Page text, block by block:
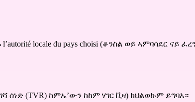
l’autorité locale du pays choisi (ቆንስል ወይ ኣምባሳደር ናይ
(TVR) ከምኡ’ውን ከከም ሃገር ቪዛ) ክህልወኩም ይግባእ።